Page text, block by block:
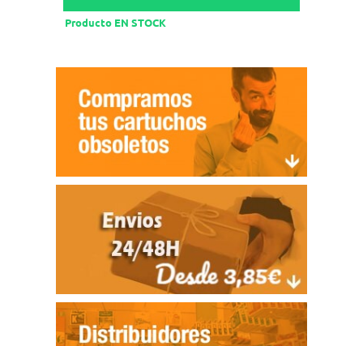
Producto EN STOCK